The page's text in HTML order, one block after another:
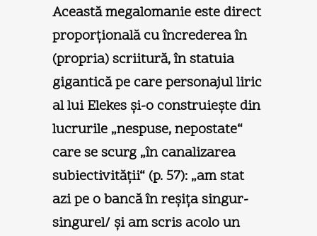
Această megalomanie este direct
proporţională cu încrederea în
(propria) scriitură, în statuia
gigantică pe care personajul liric
al lui Elekes şi-o construieşte din
lucrurile „nespuse, nepostate“
care se scurg „în canalizarea
subiectivităţii“ (p. 57): „am stat
azi pe o bancă în reşiţa singur-
singurel/ şi am scris acolo un